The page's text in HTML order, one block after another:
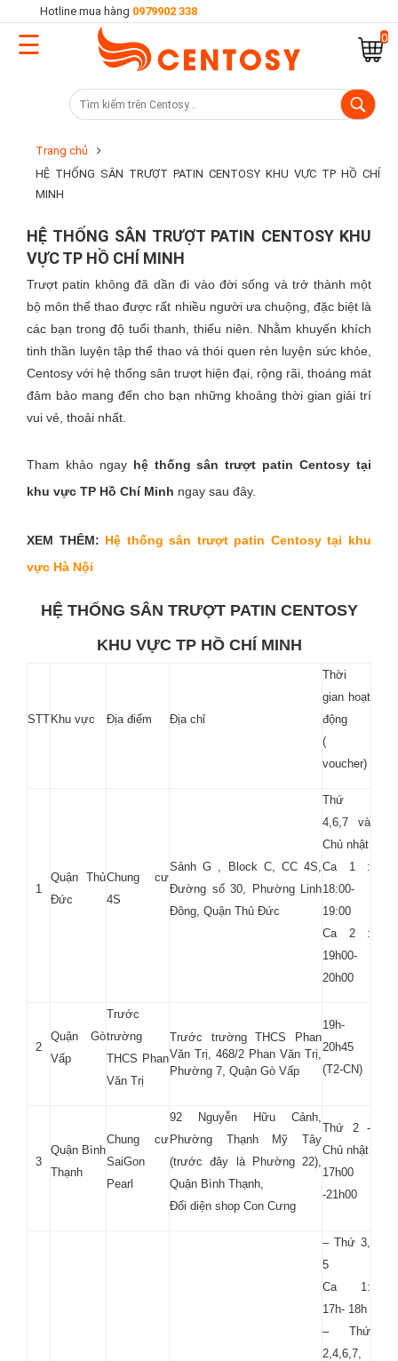
Trang
Cửa
hàng
Khuyến
mại
Tuyển
Liên
Hotline mua hàng 0979902 338
0
☰
Trang chủ
HỆ THỐNG SÂN TRƯỢT PATIN CENTOSY KHU VỰC TP HỒ CHÍ
MINH
HỆ THỐNG SÂN TRƯỢT PATIN CENTOSY KHU
VỰC TP HỒ CHÍ MINH
Trượt patin không đã dần đi vào đời sống và trở thành một
bộ môn thể thao được rất nhiều người ưa chuộng, đặc biệt là
các bạn trong độ tuổi thanh, thiếu niên. Nhằm khuyến khích
tinh thần luyện tập thể thao và thói quen rèn luyện sức khỏe,
Centosy với hệ thống sân trượt hiện đại, rộng rãi, thoáng mát
đảm bảo mang đến cho bạn những khoảng thời gian giải trí
vui vẻ, thoải nhất.
Tham khảo ngay hệ thống sân trượt patin Centosy tại
khu vực TP Hồ Chí Minh ngay sau đây.
XEM THÊM: Hệ thống sân trượt patin Centosy tại khu
vực Hà Nội
HỆ THỐNG SÂN TRƯỢT PATIN CENTOSY
KHU VỰC TP HỒ CHÍ MINH
STT Khu vực Địa điểm Địa chỉ
Thời
gian hoạt
động
(
voucher)
1
Quận Thủ
Đức
Chung cư
4S
Sảnh G , Block C, CC 4S,
Đường số 30, Phường Linh
Đông, Quận Thủ Đức
Thứ
4,6,7 và
Chủ nhật
Ca 1 :
18:00-
19:00
Ca 2 :
19h00-
20h00
2
Quận Gò
Vấp
Trước
trường
THCS Phan
Văn Trị
Trước trường THCS Phan
Văn Trị, 468/2 Phan Văn Trị,
Phường 7, Quận Gò Vấp
19h-
20h45
(T2-CN)
3
Quận Bình
Thạnh
Chung cư
SaiGon
Pearl
92 Nguyễn Hữu Cảnh,
Phường Thạnh Mỹ Tây
(trước đây là Phường 22),
Quận Bình Thạnh,
Đối diện shop Con Cưng
Thứ 2 -
Chủ nhật
17h00
-21h00
– Thứ 3,
5
Ca 1:
17h- 18h
– Thứ
2,4,6,7,